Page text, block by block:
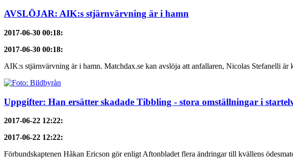
AVSLÖJAR: AIK:s stjärnvärvning är i hamn
2017-06-30 00:18:
2017-06-30 00:18:
AIK:s stjärnvärvning är i hamn. Matchdax.se kan avslöja att anfallaren, Nicolas Stefanelli är
Uppgifter: Han ersätter skadade Tibbling - stora omställningar i
2017-06-22 12:22:
2017-06-22 12:22:
Förbundskaptenen Håkan Ericson gör enligt Aftonbladet flera ändringar till kvällens